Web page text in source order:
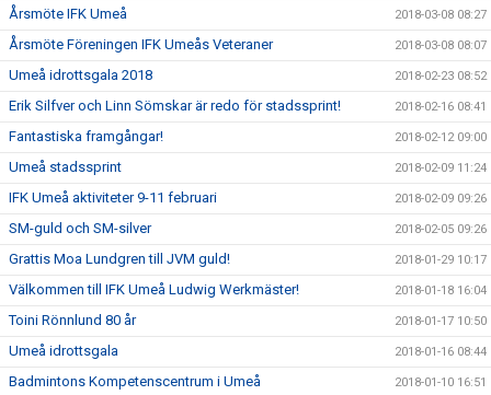
Årsmöte IFK Umeå 2018-03-08 08:27
Årsmöte Föreningen IFK Umeås Veteraner 2018-03-08 08:07
Umeå idrottsgala 2018 2018-02-23 08:52
Erik Silfver och Linn Sömskar är redo för stadssprint! 2018-02-16 08:41
Fantastiska framgångar! 2018-02-12 09:00
Umeå stadssprint 2018-02-09 11:24
IFK Umeå aktiviteter 9-11 februari 2018-02-09 09:26
SM-guld och SM-silver 2018-02-05 09:26
Grattis Moa Lundgren till JVM guld! 2018-01-29 10:17
Välkommen till IFK Umeå Ludwig Werkmäster! 2018-01-18 16:04
Toini Rönnlund 80 år 2018-01-17 10:50
Umeå idrottsgala 2018-01-16 08:44
Badmintons Kompetenscentrum i Umeå 2018-01-10 16:51